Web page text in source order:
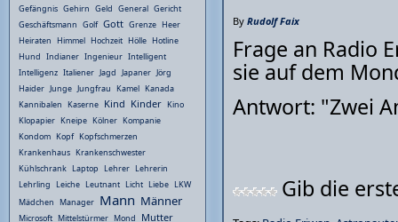
By Rudolf Faix
Frage an Radio
sie auf dem
Antwort: "Zwei
Gib die
Gefängnis Gehirn Geld General Gericht
Geschäftsmann Golf Gott Grenze Heer
Heiraten Himmel Hochzeit Hölle Hotline
Hund Indianer Ingenieur Intelligent
Intelligenz Italiener Jagd Japaner Jörg
Haider Junge Jungfrau Kamel Kanada
Kannibalen Kaserne Kind Kinder Kino
Klopapier Kneipe Kölner Kompanie
Kondom Kopf Kopfschmerzen
Krankenhaus Krankenschwester
Kühlschrank Laptop Lehrer Lehrerin
Lehrling Leiche Leutnant Licht Liebe LKW
Mädchen Manager Mann Männer
Microsoft Mittelstürmer Mond Mutter